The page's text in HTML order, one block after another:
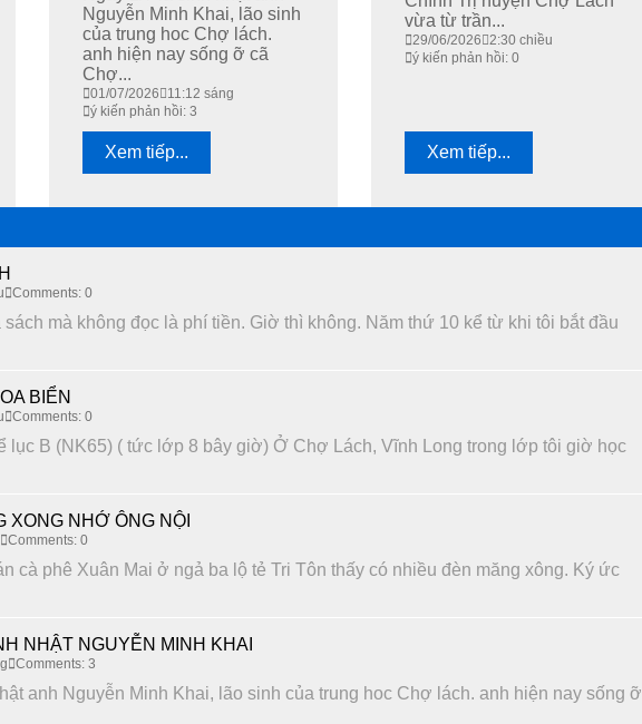
Nguyễn Minh Khai, lão sinh
của trung hoc Chợ lách.
anh hiện nay sống ỡ cã
Chợ...
01/07/2026
11:12 sáng
ý kiến phản hồi: 3
Xem tiếp...
vừa từ trần...
29/06/2026 2:30 chiều
ý kiến phản hồi: 0
Xem tiếp...
Comments: 0
mà không đọc là phí tiền. Giờ thì không. Năm thứ 10 kể từ khi tôi bắt đầu
BIỂN
Comments: 0
lục B (NK65) ( tức lớp 8 bây giờ) Ở Chợ Lách, Vĩnh Long trong lớp tôi giờ học
XONG NHỚ ÔNG NỘI
Comments: 0
cà phê Xuân Mai ở ngả ba lộ tẻ Tri Tôn thấy có nhiều đèn măng xông. Ký ức
NHẬT NGUYỄN MINH KHAI
Comments: 3
anh Nguyễn Minh Khai, lão sinh của trung hoc Chợ lách. anh hiện nay sống ỡ